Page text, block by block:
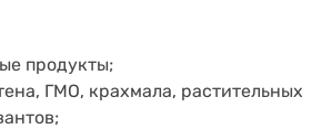
продукты;
ГМО, крахмала, растительных